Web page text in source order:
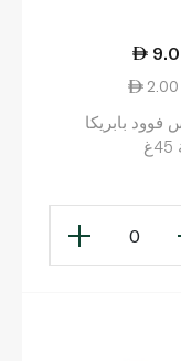
فوود بابريكا
0